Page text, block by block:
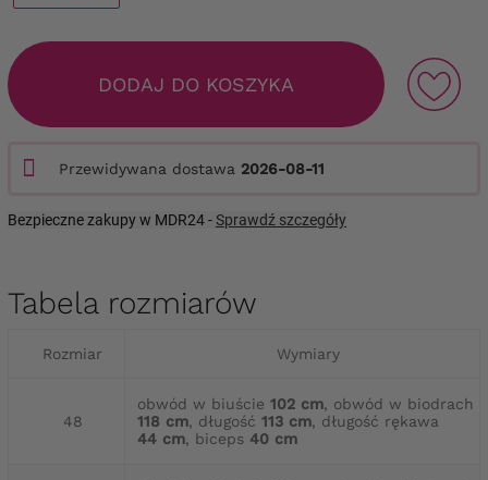
DODAJ DO KOSZYKA
Przewidywana dostawa 2026-08-11
Bezpieczne zakupy w MDR24 -Sprawdź szczegóły
Tabela rozmiarów
Rozmiar Wymiary
48
obwód w biuście 102 cm, obwód w biodrach
118 cm, długość 113 cm, długość rękawa
44 cm, biceps 40 cm